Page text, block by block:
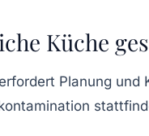
Küche
Planung